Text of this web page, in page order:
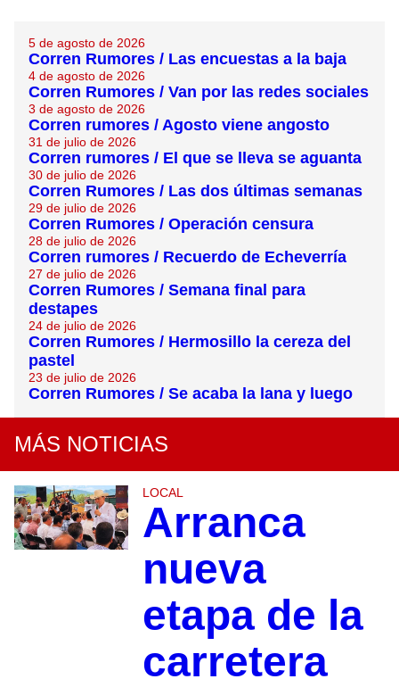
5 de agosto de 2026
Corren Rumores / Las encuestas a la baja
4 de agosto de 2026
Corren Rumores / Van por las redes sociales
3 de agosto de 2026
Corren rumores / Agosto viene angosto
31 de julio de 2026
Corren rumores / El que se lleva se aguanta
30 de julio de 2026
Corren Rumores / Las dos últimas semanas
29 de julio de 2026
Corren Rumores / Operación censura
28 de julio de 2026
Corren rumores / Recuerdo de Echeverría
27 de julio de 2026
Corren Rumores / Semana final para
destapes
24 de julio de 2026
Corren Rumores / Hermosillo la cereza del
pastel
23 de julio de 2026
Corren Rumores / Se acaba la lana y luego
MÁS NOTICIAS
LOCAL
Arranca
nueva
etapa de la
carretera